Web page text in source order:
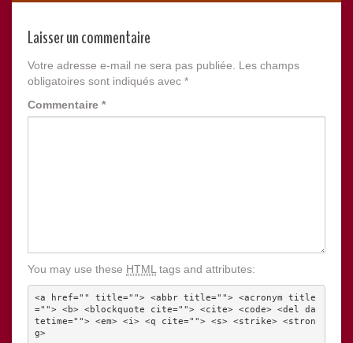
Laisser un commentaire
Votre adresse e-mail ne sera pas publiée.
Les champs
obligatoires sont indiqués avec *
Commentaire *
You may use these HTML tags and attributes:
<a href="" title=""> <abbr title=""> <acronym title
=""> <b> <blockquote cite=""> <cite> <code> <del da
tetime=""> <em> <i> <q cite=""> <s> <strike> <stron
g>